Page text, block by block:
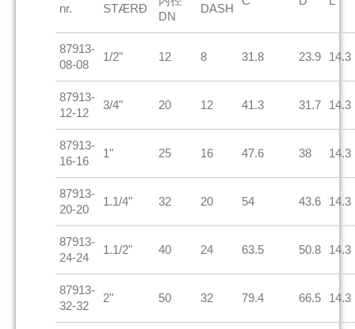
nr.
STÆRÐ
DN
DASH
87913-
08-08
1/2" 12 8 31.8 23.9 14.3
87913-
12-12
3/4" 20 12 41.3 31.7 14.3
87913-
16-16
1" 25 16 47.6 38 14.3
87913-
20-20
1.1/4" 32 20 54 43.6 14.3
87913-
24-24
1.1/2" 40 24 63.5 50.8 14.3
87913-
32-32
2" 50 32 79.4 66.5 14.3